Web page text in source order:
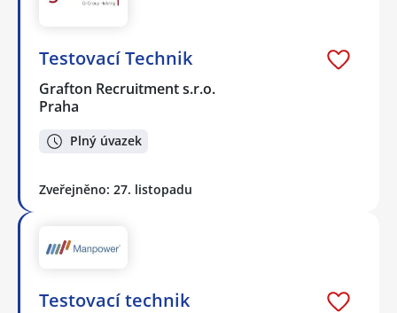
Testovací Technik
Grafton Recruitment s.r.o.
Praha
Plný úvazek
Zveřejněno: 27. listopadu
Testovací technik